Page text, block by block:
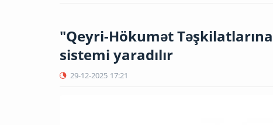
"Qeyri-Hökumət
sistemi yaradılır
29-12-2025 17:21